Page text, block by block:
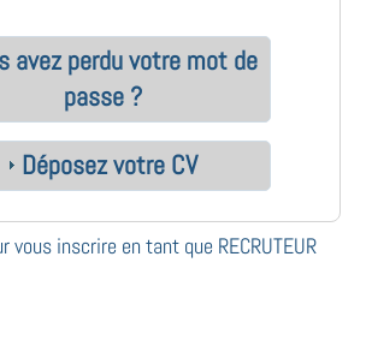
avez perdu votre mot de
passe ?
Déposez votre CV
vous inscrire en tant que RECRUTEUR